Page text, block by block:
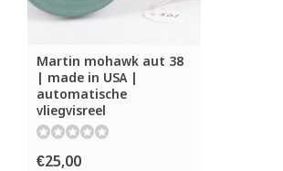
Martin mohawk aut 38
| made in USA |
automatische
vliegvisreel
€25,00